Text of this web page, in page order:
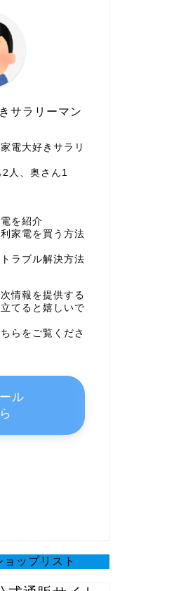
サラリーマン
電大好きサラリ
人、奥さん1
を紹介
家電を買う方法
ラブル解決方法
情報を提供する
てると嬉しいで
らをご覧くださ
ル
ップリスト